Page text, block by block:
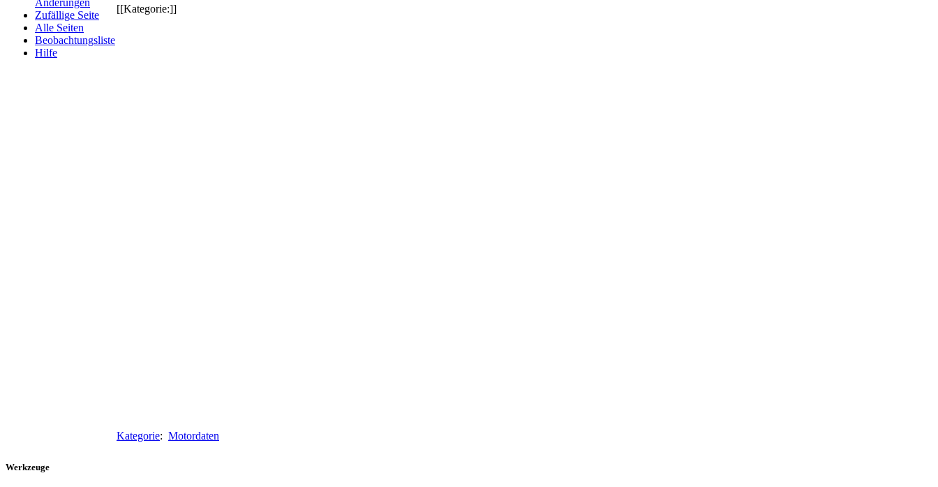
Änderungen
Zufällige Seite
Alle Seiten
Beobachtungsliste
Hilfe
[[Kategorie:]]
Kategorie: Motordaten
Werkzeuge